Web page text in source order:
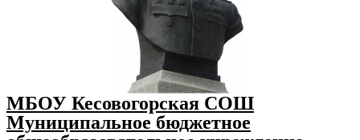
МБОУ Кесовогорская СОШ
Муниципальное бюджетное